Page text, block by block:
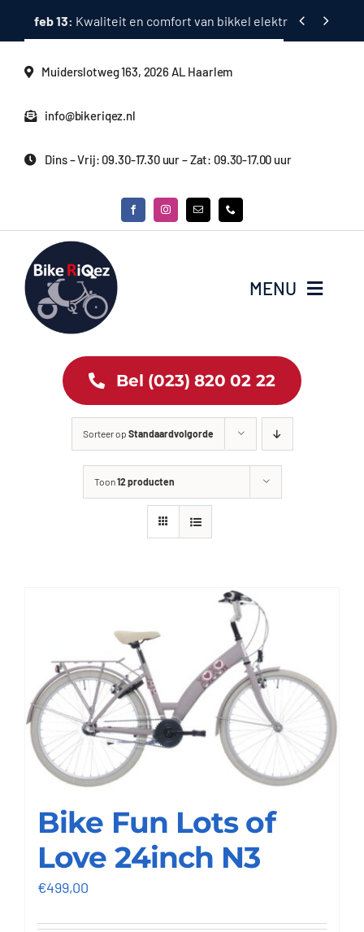
naar
feb 13: Kwaliteit en comfort van bikkel elektrische fietsen
 
Muiderslotweg 163, 2026 AL Haarlem
info@bikeriqez.nl
Dins – Vrij: 09.30-17.30 uur – Zat: 09.30-17.00 uur
MENU
Tweewielers
Accessoires
Bel (023) 820 02 22
Sorteer op Standaardvolgorde
Toon12 producten
Bike Fun Lots of
Love 24inch N3
€499,00